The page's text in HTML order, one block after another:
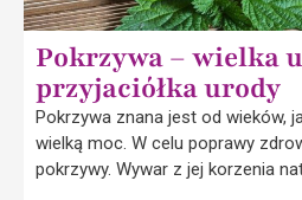
Pokrzywa – wielka
przyjaciółka urody
Pokrzywa znana jest od wieków,
wielką moc. W celu poprawy
pokrzywy. Wywar z jej korzenia